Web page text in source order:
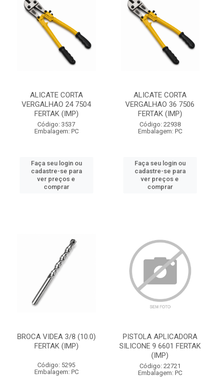
ALICATE CORTA
VERGALHAO 24 7504
FERTAK (IMP)
Código: 3537
Embalagem: PC
Faça seu login ou
cadastre-se para
ver preços e
comprar
ALICATE CORTA
VERGALHAO 36 7506
FERTAK (IMP)
Código: 22938
Embalagem: PC
Faça seu login ou
cadastre-se para
ver preços e
comprar
BROCA VIDEA 3/8 (10.0)
FERTAK (IMP)
Código: 5295
Embalagem: PC
PISTOLA APLICADORA
SILICONE 9 6601 FERTAK
(IMP)
Código: 22721
Embalagem: PC